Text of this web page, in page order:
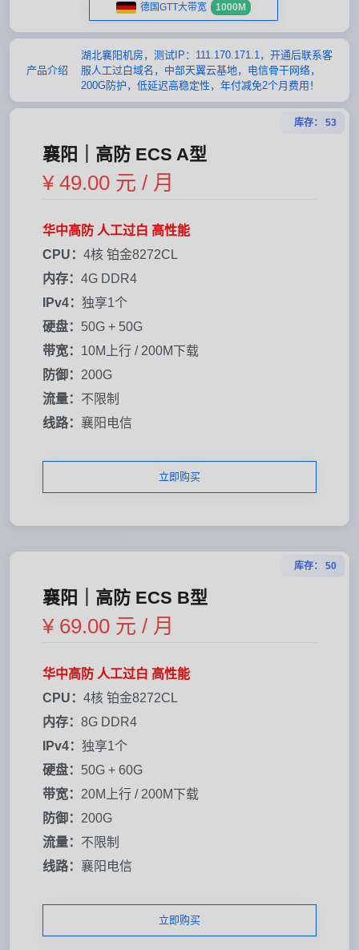
德国GTT大带宽 1000M
产品介绍
湖北襄阳机房，测试IP：111.170.171.1，开通后联系客
服人工过白域名，中部天翼云基地，电信骨干网络，
200G防护，低延迟高稳定性，年付减免2个月费用！
库存： 53
襄阳｜高防 ECS A型
¥ 49.00 元 / 月
华中高防 人工过白 高性能
CPU： 4核 铂金8272CL
内存： 4G DDR4
IPv4： 独享1个
硬盘： 50G + 50G
带宽： 10M上行 / 200M下载
防御： 200G
流量： 不限制
线路： 襄阳电信
立即购买
库存： 50
襄阳｜高防 ECS B型
¥ 69.00 元 / 月
华中高防 人工过白 高性能
CPU： 4核 铂金8272CL
内存： 8G DDR4
IPv4： 独享1个
硬盘： 50G + 60G
带宽： 20M上行 / 200M下载
防御： 200G
流量： 不限制
线路： 襄阳电信
立即购买